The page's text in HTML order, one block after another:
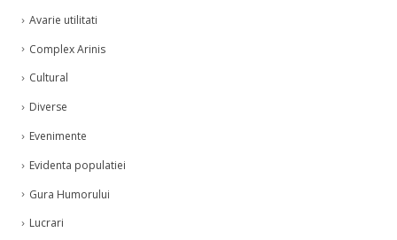
Avarie utilitati
Complex Arinis
Cultural
Diverse
Evenimente
Evidenta populatiei
Gura Humorului
Lucrari